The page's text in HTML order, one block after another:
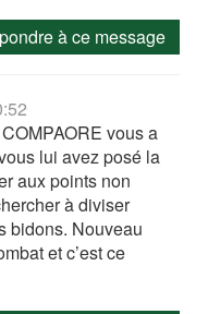
à ce message
vous a
lui avez posé la
aux points non
à diviser
bidons. Nouveau
et c’est ce